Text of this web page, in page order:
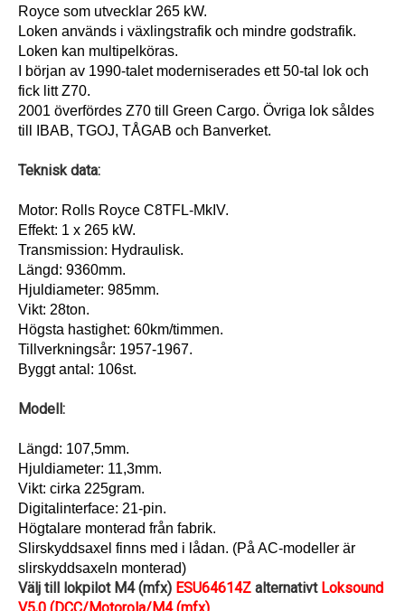
Royce som utvecklar 265 kW.
Loken används i växlingstrafik och mindre godstrafik.
Loken kan multipelköras.
I början av 1990-talet moderniserades ett 50-tal lok och
fick litt Z70.
2001 överfördes Z70 till Green Cargo. Övriga lok såldes
till IBAB, TGOJ, TÅGAB och Banverket.
Teknisk data:
Motor: Rolls Royce C8TFL-MkIV.
Effekt: 1 x 265 kW.
Transmission: Hydraulisk.
Längd: 9360mm.
Hjuldiameter: 985mm.
Vikt: 28ton.
Högsta hastighet: 60km/timmen.
Tillverkningsår: 1957-1967.
Byggt antal: 106st.
Modell:
Längd: 107,5mm.
Hjuldiameter: 11,3mm.
Vikt: cirka 225gram.
Digitalinterface: 21-pin.
Högtalare monterad från fabrik.
Slirskyddsaxel finns med i lådan. (På AC-modeller är
slirskyddsaxeln monterad)
Välj till lokpilot M4 (mfx) ESU64614Z alternativt Loksound